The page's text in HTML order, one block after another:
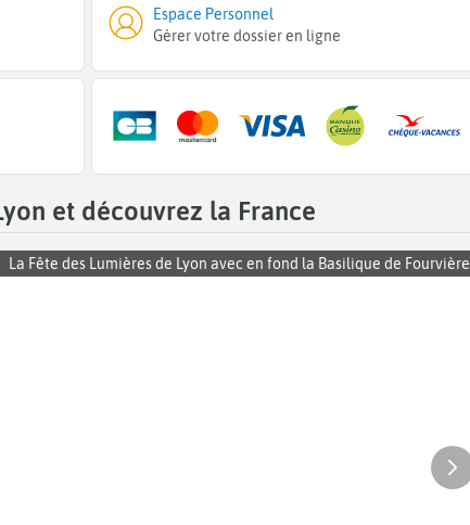
Espace Personnel
Gérer votre dossier en ligne
et découvrez la France
La Fête des Lumières de Lyon avec en fond la Basilique de Fourvière